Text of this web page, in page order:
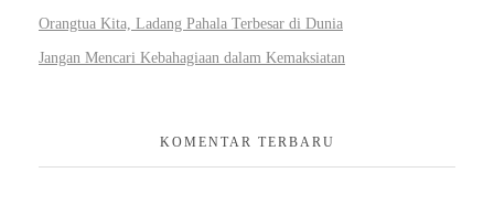
Orangtua Kita, Ladang Pahala Terbesar di Dunia
Jangan Mencari Kebahagiaan dalam Kemaksiatan
KOMENTAR TERBARU